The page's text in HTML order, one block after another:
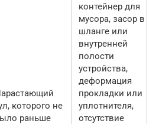
которого не
раньше
контейнер для
мусора, засор в
шланге или
внутренней
полости
устройства,
деформация
прокладки или
уплотнителя,
отсутствие